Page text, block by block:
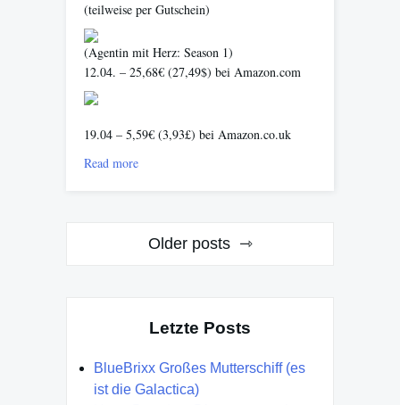
(teilweise per Gutschein)
(Agentin mit Herz: Season 1)
12.04. – 25,68€ (27,49$) bei Amazon.com
19.04 – 5,59€ (3,93£) bei Amazon.co.uk
Read more
Older posts
Letzte Posts
BlueBrixx Großes Mutterschiff (es
ist die Galactica)